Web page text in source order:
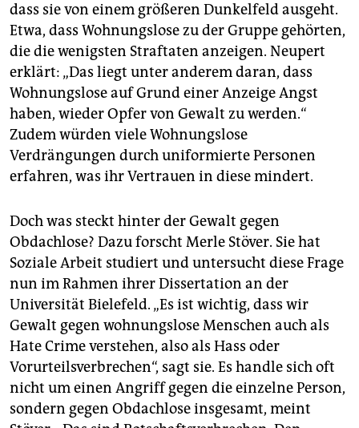
dass sie von einem größeren Dunkelfeld ausgeht.
Etwa, dass Wohnungslose zu der Gruppe gehörten,
die die wenigsten Straftaten anzeigen. Neupert
erklärt: „Das liegt unter anderem daran, dass
Wohnungslose auf Grund einer Anzeige Angst
haben, wieder Opfer von Gewalt zu werden.“
Zudem würden viele Wohnungslose
Verdrängungen durch uniformierte Personen
erfahren, was ihr Vertrauen in diese mindert.
Doch was steckt hinter der Gewalt gegen
Obdachlose? Dazu forscht Merle Stöver. Sie hat
Soziale Arbeit studiert und untersucht diese Frage
nun im Rahmen ihrer Dissertation an der
Universität Bielefeld. „Es ist wichtig, dass wir
Gewalt gegen wohnungslose Menschen auch als
Hate Crime verstehen, also als Hass oder
Vorurteilsverbrechen“, sagt sie. Es handle sich oft
nicht um einen Angriff gegen die einzelne Person,
sondern gegen Obdachlose insgesamt, meint